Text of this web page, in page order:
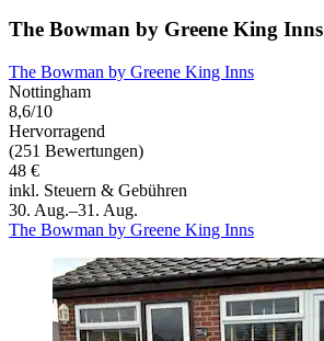
The Bowman by Greene King Inns
The Bowman by Greene King Inns
Nottingham
8,6/10
Hervorragend
(251 Bewertungen)
48 €
inkl. Steuern & Gebühren
30. Aug.–31. Aug.
The Bowman by Greene King Inns